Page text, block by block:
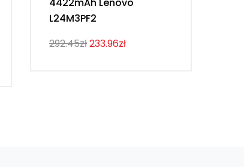
L24M3PF2
292.45zł233.96zł